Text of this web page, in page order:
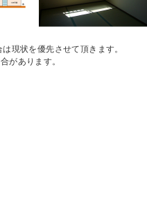
現状を優先させて頂きます。
があります。